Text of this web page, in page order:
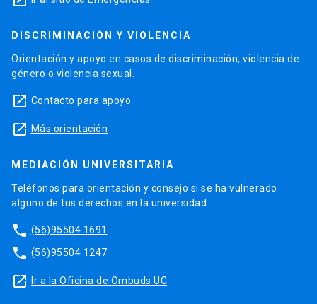
DISCRIMINACIÓN Y VIOLENCIA
Orientación y apoyo en casos de discriminación, violencia de
género o violencia sexual.
launch Contacto para apoyo
launch Más orientación
MEDIACIÓN UNIVERSITARIA
Teléfonos para orientación y consejo si se ha vulnerado
alguno de tus derechos en la universidad.
phone (56)95504 1691
phone (56)95504 1247
launch Ir a la Oficina de Ombuds UC